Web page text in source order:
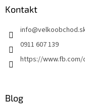
Kontakt
info@
0911 607 139
https://
Blog